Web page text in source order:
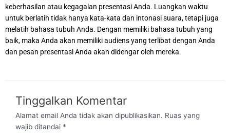
keberhasilan atau kegagalan presentasi Anda. Luangkan waktu
untuk berlatih tidak hanya kata-kata dan intonasi suara, tetapi juga
melatih bahasa tubuh Anda. Dengan memiliki bahasa tubuh yang
baik, maka Anda akan memiliki audiens yang terlibat dengan Anda
dan pesan presentasi Anda akan didengar oleh mereka.
Tinggalkan Komentar
Alamat email Anda tidak akan dipublikasikan. Ruas yang
wajib ditandai *